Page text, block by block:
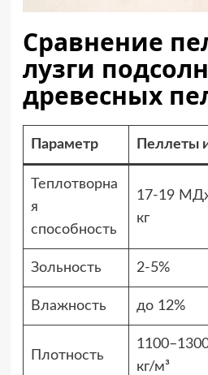
Сравнение
лузги
древесных
Параметр Пеллеты
Теплотворна
я
способность
17-19
кг
Зольность 2-5%
Влажность до 12%
Плотность
кг/м³